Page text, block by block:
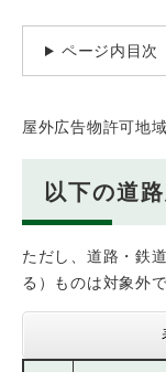
ページ内目次
屋外広告物許可地
以下の道
ただし、道路・鉄
る）ものは対象外で